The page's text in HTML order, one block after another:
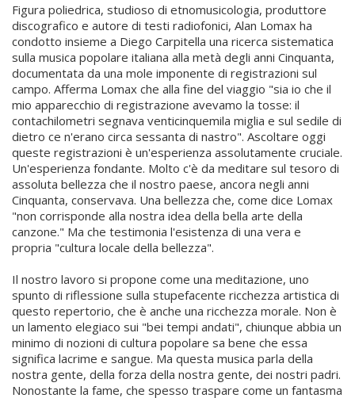
Figura poliedrica, studioso di etnomusicologia, produttore
discografico e autore di testi radiofonici, Alan Lomax ha
condotto insieme a Diego Carpitella una ricerca sistematica
sulla musica popolare italiana alla metà degli anni Cinquanta,
documentata da una mole imponente di registrazioni sul
campo. Afferma Lomax che alla fine del viaggio "sia io che il
mio apparecchio di registrazione avevamo la tosse: il
contachilometri segnava venticinquemila miglia e sul sedile di
dietro ce n'erano circa sessanta di nastro". Ascoltare oggi
queste registrazioni è un'esperienza assolutamente cruciale.
Un'esperienza fondante. Molto c'è da meditare sul tesoro di
assoluta bellezza che il nostro paese, ancora negli anni
Cinquanta, conservava. Una bellezza che, come dice Lomax
"non corrisponde alla nostra idea della bella arte della
canzone." Ma che testimonia l'esistenza di una vera e
propria "cultura locale della bellezza".
Il nostro lavoro si propone come una meditazione, uno
spunto di riflessione sulla stupefacente ricchezza artistica di
questo repertorio, che è anche una ricchezza morale. Non è
un lamento elegiaco sui "bei tempi andati", chiunque abbia un
minimo di nozioni di cultura popolare sa bene che essa
significa lacrime e sangue. Ma questa musica parla della
nostra gente, della forza della nostra gente, dei nostri padri.
Nonostante la fame, che spesso traspare come un fantasma